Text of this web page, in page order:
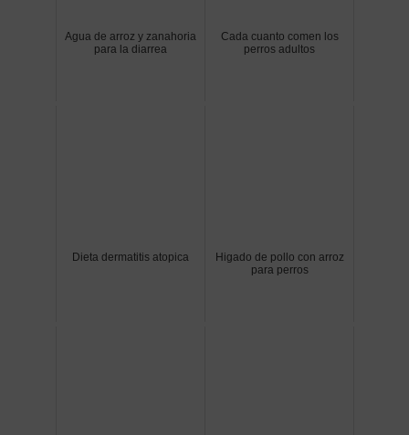
Agua de arroz y zanahoria
para la diarrea
Cada cuanto comen los
perros adultos
Dieta dermatitis atopica
Higado de pollo con arroz
para perros